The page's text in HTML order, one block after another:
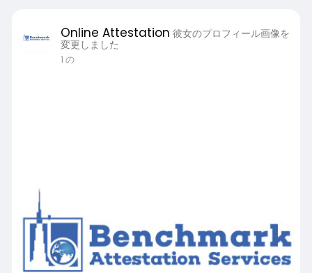
Online Attestation 彼女のプロフィール画像を
変更しました
1 の